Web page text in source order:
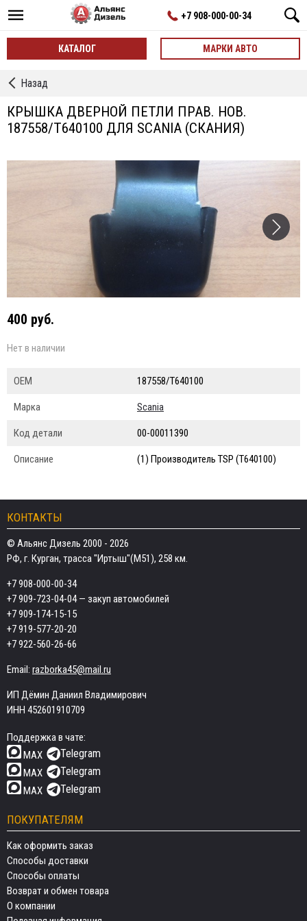
+7 908-000-00-34
КАТАЛОГ МАРКИ АВТО
←
панельки
накладки
заглушки
Назад
КРЫШКА ДВЕРНОЙ ПЕТЛИ ПРАВ. НОВ.
187558/T640100 ДЛЯ SCANIA (СКАНИЯ)
400 руб.
Нет в наличии
ОЕМ 187558/T640100
Марка Scania
Код детали 00-00011390
Описание (1) Производитель TSP (T640100)
КОНТАКТЫ
© Альянс Дизель 2000 - 2026
РФ, г. Курган, трасса "Иртыш"(М51), 258 км.
+7 908-000-00-34
+7 909-723-04-04— закуп автомобилей
+7 909-174-15-15
+7 919-577-20-20
+7 922-560-26-66
Email: razborka45@mail.ru
ИП Дёмин Даниил Владимирович
ИНН 452601910709
Поддержка в чате:
MAX
Telegram
MAX Telegram
MAX Telegram
ПОКУПАТЕЛЯМ
Как оформить заказ
Способы доставки
Способы оплаты
Возврат и обмен товара
О компании